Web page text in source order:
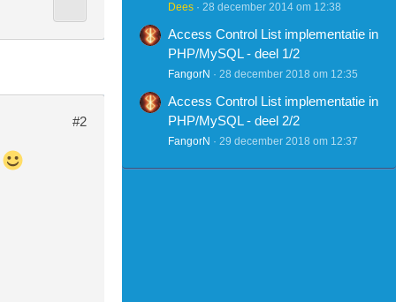
#2
Dees 28 december 2014 om 12:38
Access Control List implementatie in
PHP/MySQL - deel 1/2
FangorN 28 december 2018 om 12:35
Access Control List implementatie in
PHP/MySQL - deel 2/2
FangorN 29 december 2018 om 12:37